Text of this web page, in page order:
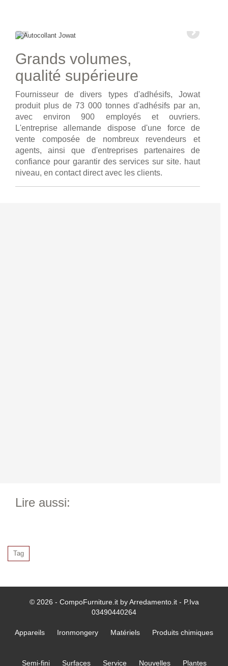
Grands volumes,
qualité supérieure
Fournisseur de divers types d'adhésifs, Jowat
produit plus de 73 000 tonnes d'adhésifs par an,
avec environ 900 employés et ouvriers.
L'entreprise allemande dispose d'une force de
vente composée de nombreux revendeurs et
agents, ainsi que d'entreprises partenaires de
confiance pour garantir des services sur site. haut
niveau, en contact direct avec les clients.
Lire aussi:
Tag
© 2026 - CompoFurniture.it by Arredamento.it - P.Iva
03490440264
Appareils Ironmongery Matériels Produits chimiques
Semi-fini Surfaces Service Nouvelles Plantes